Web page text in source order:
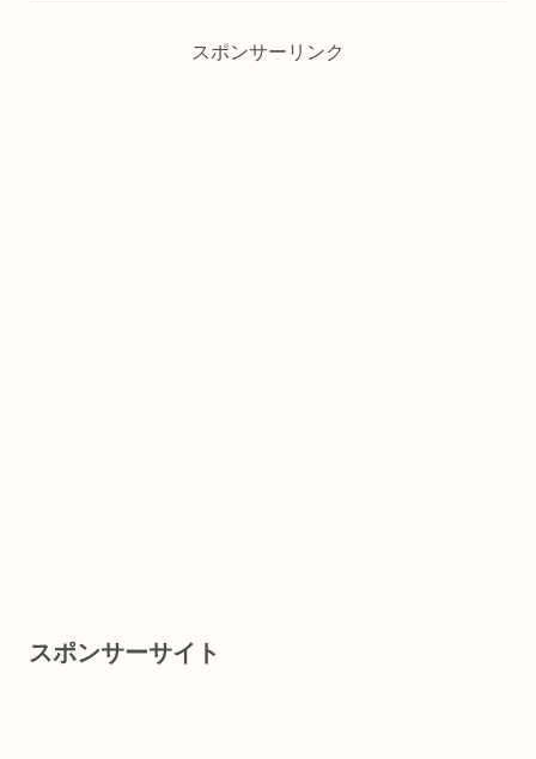
スポンサーリンク
スポンサーサイト